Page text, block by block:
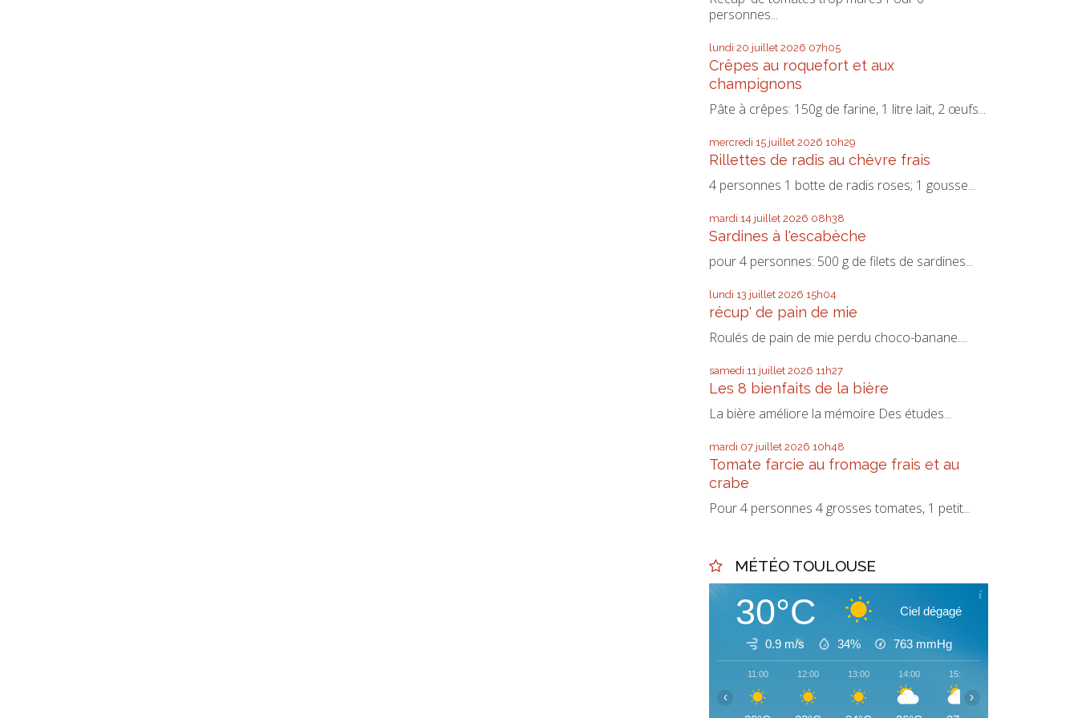
personnes...
lundi 20 juillet 2026 07h05
Crêpes au roquefort et aux
champignons
Pâte à crêpes: 150g de farine, 1 litre lait, 2 œufs...
mercredi 15 juillet 2026 10h29
Rillettes de radis au chèvre frais
4 personnes 1 botte de radis roses; 1 gousse...
mardi 14 juillet 2026 08h38
Sardines à l'escabèche
pour 4 personnes: 500 g de filets de sardines...
lundi 13 juillet 2026 15h04
récup' de pain de mie
Roulés de pain de mie perdu choco-banane....
samedi 11 juillet 2026 11h27
Les 8 bienfaits de la bière
La bière améliore la mémoire Des études...
mardi 07 juillet 2026 10h48
Tomate farcie au fromage frais et au
crabe
Pour 4 personnes 4 grosses tomates, 1 petit...
MÉTÉO TOULOUSE
30°C Ciel dégagé
0.9 m/s 34% 763 mmHg
11:00 12:00 13:00 14:00 15:00
‹ ›